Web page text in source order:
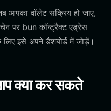
आपका वॉलेट सक्रिय हो जाए,
पर bun कॉन्ट्रैक्ट एड्रेस
इसे अपने डैशबोर्ड में जोड़ें।
क्या कर सकते